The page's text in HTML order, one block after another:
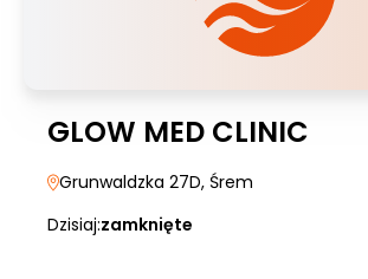
GLOW MED CLINIC
Grunwaldzka 27D, Śrem
Dzisiaj:zamknięte